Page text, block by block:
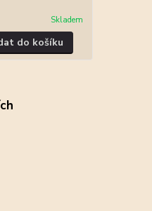
Skladem
do košíku